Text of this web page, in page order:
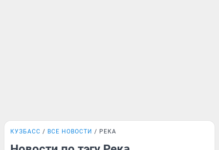
КУЗБАСС ВСЕ НОВОСТИ РЕКА